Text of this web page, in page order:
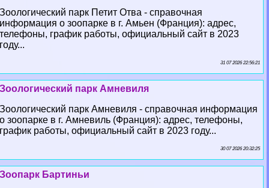
Зоологический парк Петит Отва - справочная
информация о зоопарке в г. Амьен (Франция): адрес,
телефоны, график работы, официальный сайт в 2023
году...
31 07 2026 22:56:21
Зоологический парк Амневиля
Зоологический парк Амневиля - справочная информация
о зоопарке в г. Амневиль (Франция): адрес, телефоны,
график работы, официальный сайт в 2023 году...
30 07 2026 20:32:25
Зоопарк Бартиньи